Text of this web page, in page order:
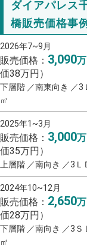
ダイアパレス
橋販売価格事
2026年7~9月
販売価格： 3,090
価38万円）
下層階 ／南東向き ／3
㎡
2025年1~3月
販売価格： 3,000
価35万円）
上層階 ／南向き ／3Ｌ
2024年10~12月
販売価格： 2,650
価28万円）
下層階 ／南向き ／3Ｓ
㎡